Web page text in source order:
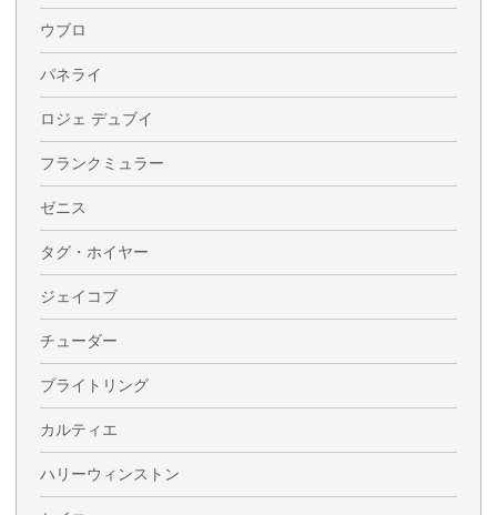
ウブロ
パネライ
ロジェ デュブイ
フランクミュラー
ゼニス
タグ・ホイヤー
ジェイコブ
チューダー
ブライトリング
カルティエ
ハリーウィンストン